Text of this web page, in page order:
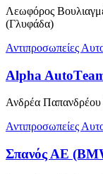
Λεωφόρος
(Γλυφάδα)
Αντιπροσωπείες
Alpha
Ανδρέα
Αντιπροσωπείες
Σπανός ΑΕ